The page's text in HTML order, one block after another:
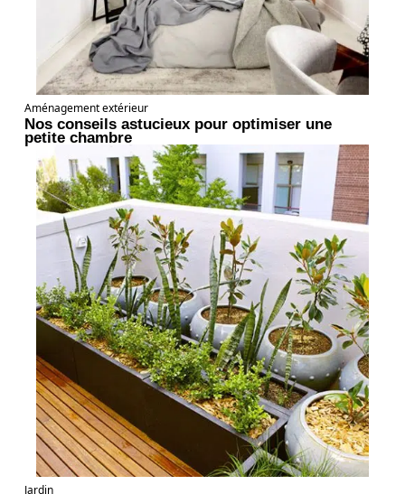
Aménagement extérieur
Nos conseils astucieux pour optimiser une
petite chambre
Jardin